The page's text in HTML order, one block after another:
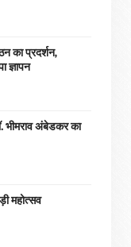
का प्रदर्शन,
ज्ञापन
भीमराव अंबेडकर का
महोत्सव